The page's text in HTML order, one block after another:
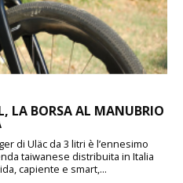
LA BORSA AL MANUBRIO
di Uläc da 3 litri è l’ennesimo
taiwanese distribuita in Italia
capiente e smart,...